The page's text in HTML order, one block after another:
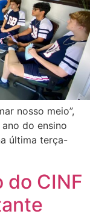
nosso meio”,
do ensino
última terça-
do CINF